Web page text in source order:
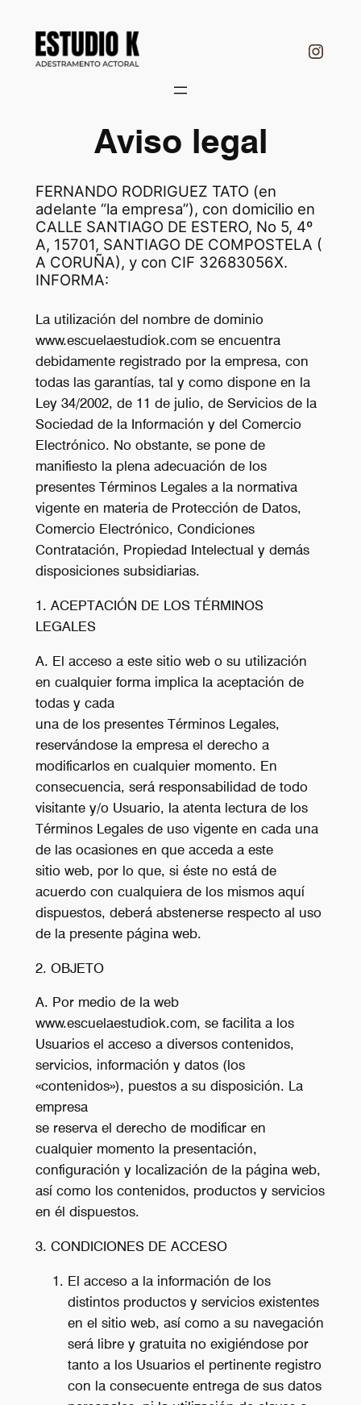
contenido
Aviso legal
FERNANDO RODRIGUEZ TATO (en
adelante “la empresa”), con domicilio en
CALLE SANTIAGO DE ESTERO, No 5, 4º
A, 15701, SANTIAGO DE COMPOSTELA (
A CORUÑA), y con CIF 32683056X.
INFORMA:
La utilización del nombre de dominio
www.escuelaestudiok.com se encuentra
debidamente registrado por la empresa, con
todas las garantías, tal y como dispone en la
Ley 34/2002, de 11 de julio, de Servicios de la
Sociedad de la Información y del Comercio
Electrónico. No obstante, se pone de
manifiesto la plena adecuación de los
presentes Términos Legales a la normativa
vigente en materia de Protección de Datos,
Comercio Electrónico, Condiciones
Contratación, Propiedad Intelectual y demás
disposiciones subsidiarias.
1. ACEPTACIÓN DE LOS TÉRMINOS
LEGALES
A. El acceso a este sitio web o su utilización
en cualquier forma implica la aceptación de
todas y cada
una de los presentes Términos Legales,
reservándose la empresa el derecho a
modificarlos en cualquier momento. En
consecuencia, será responsabilidad de todo
visitante y/o Usuario, la atenta lectura de los
Términos Legales de uso vigente en cada una
de las ocasiones en que acceda a este
sitio web, por lo que, si éste no está de
acuerdo con cualquiera de los mismos aquí
dispuestos, deberá abstenerse respecto al uso
de la presente página web.
2. OBJETO
A. Por medio de la web
www.escuelaestudiok.com, se facilita a los
Usuarios el acceso a diversos contenidos,
servicios, información y datos (los
«contenidos»), puestos a su disposición. La
empresa
se reserva el derecho de modificar en
cualquier momento la presentación,
configuración y localización de la página web,
así como los contenidos, productos y servicios
en él dispuestos.
3. CONDICIONES DE ACCESO
El acceso a la información de los
distintos productos y servicios existentes
en el sitio web, así como a su navegación
será libre y gratuita no exigiéndose por
tanto a los Usuarios el pertinente registro
con la consecuente entrega de sus datos